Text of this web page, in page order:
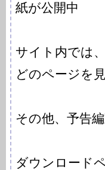
紙が公開中
サイト内では
どのページを
その他、予告
ダウンロード